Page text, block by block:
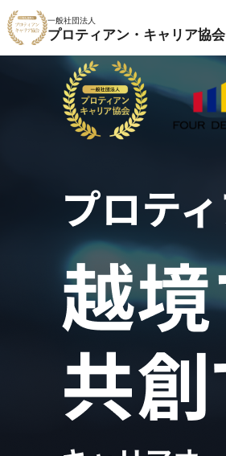
一般社団法人
プロティアン・キャリア協会